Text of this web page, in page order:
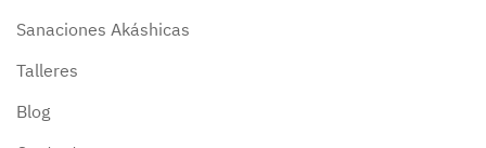
Sanaciones Akáshicas
Talleres
Blog